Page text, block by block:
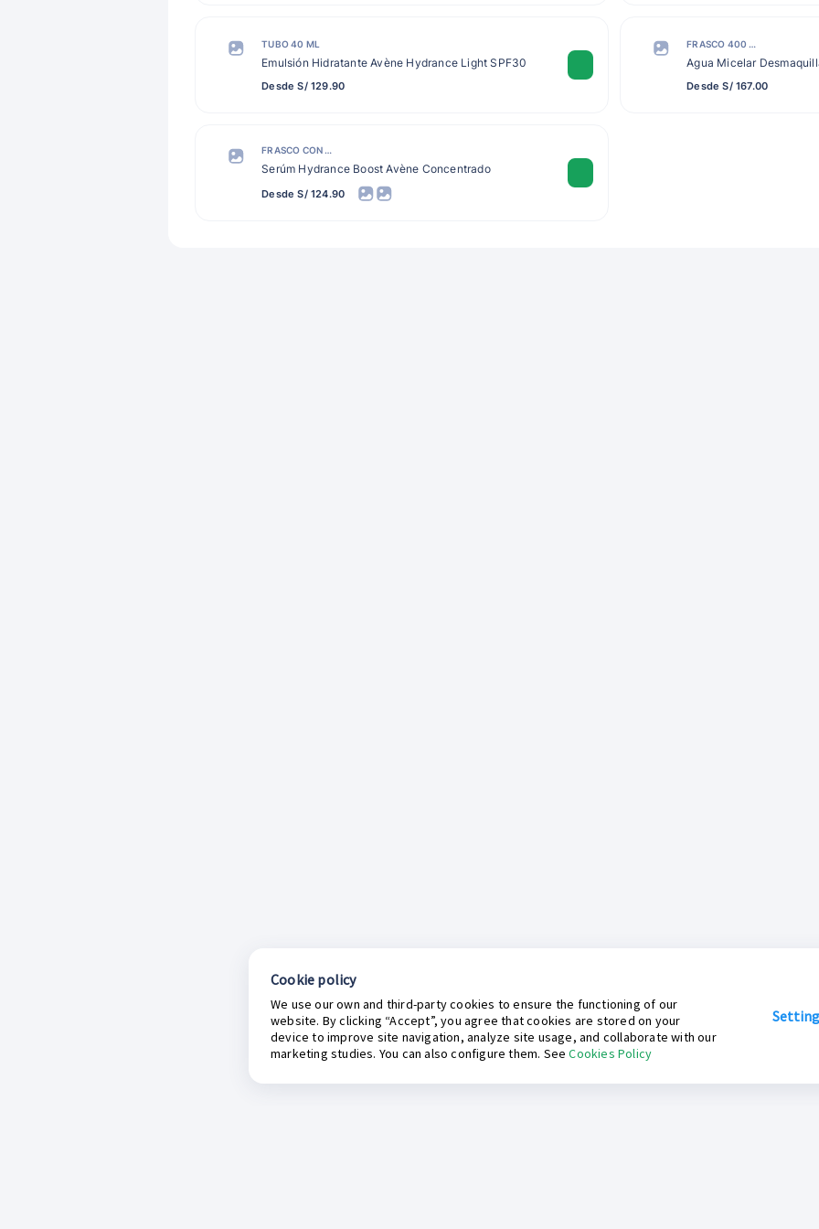
TUBO 40 ML
Emulsión Hidratante Avène Hydrance Light SPF30
Desde S/ 129.90
FRASCO 400 ML
Agua Micelar
Desde S/ 167.00
FRASCO CON GOTERO 30 ML
Serúm Hydrance Boost Avène Concentrado
Desde S/ 124.90
Cookie policy
We use our own and third-party cookies to ensure the functioning of our
website. By clicking “Accept”, you agree that cookies are stored on your
device to improve site navigation, analyze site usage, and collaborate with our
marketing studies. You can also configure them. SeeCookies Policy